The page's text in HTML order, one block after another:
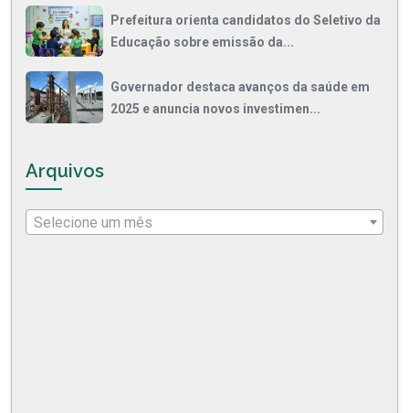
Prefeitura orienta candidatos do Seletivo da
Educação sobre emissão da...
Governador destaca avanços da saúde em
2025 e anuncia novos investimen...
Arquivos
Selecione um mês